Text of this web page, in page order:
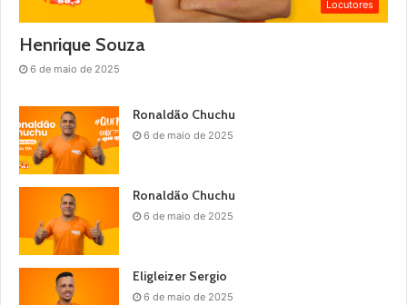
Locutores
Henrique Souza
6 de maio de 2025
Ronaldão Chuchu
6 de maio de 2025
Ronaldão Chuchu
6 de maio de 2025
Eligleizer Sergio
6 de maio de 2025